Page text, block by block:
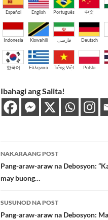
Español English Português 中文
Indonesia Kiswahili فارسی Deutsch
한국어 Ελληνικά Tiếng Việt Polski
Ibahagi ang Salita!
Post
navigation
NAKARAANG POST
Pang-araw-araw na Debosyon:
may buong…
SUSUNOD NA POST
Pang-araw-araw na Debosyon: